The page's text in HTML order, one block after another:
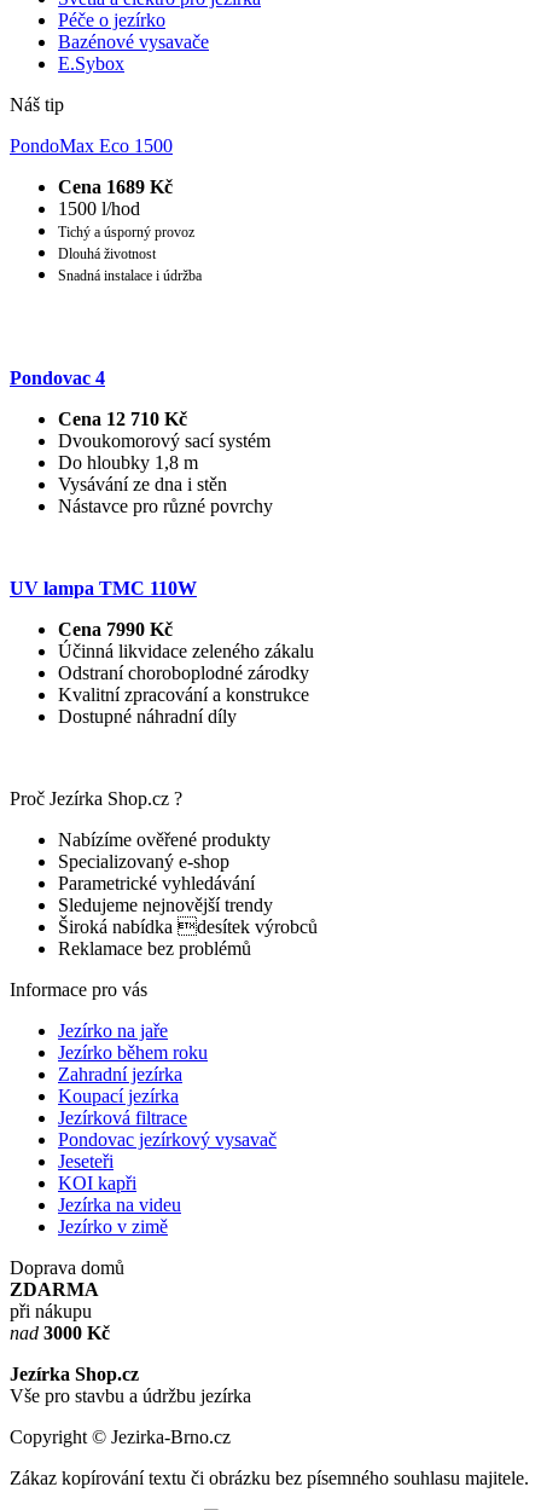
Péče o jezírko
Bazénové vysavače
E.Sybox
Náš tip
PondoMax Eco 1500
Cena 1689 Kč
1500 l/hod
Tichý a úsporný provoz
Dlouhá životnost
Snadná instalace i údržba
Pondovac 4
Cena 12 710 Kč
Dvoukomorový sací systém
Do hloubky 1,8 m
Vysávání ze dna i stěn
Nástavce pro různé povrchy
UV lampa TMC 110W
Cena 7990 Kč
Účinná likvidace zeleného zákalu
Odstraní choroboplodné zárodky
Kvalitní zpracování a konstrukce
Dostupné náhradní díly
Proč Jezírka Shop.cz ?
Nabízíme ověřené produkty
Specializovaný e-shop
Parametrické vyhledávání
Sledujeme nejnovější trendy
Široká nabídka desítek výrobců
Reklamace bez problémů
Informace pro vás
Jezírko na jaře
Jezírko během roku
Zahradní jezírka
Koupací jezírka
Jezírková filtrace
Pondovac jezírkový vysavač
Jeseteři
KOI kapři
Jezírka na videu
Jezírko v zimě
Doprava domů
ZDARMA
při nákupu
nad 3000 Kč
Jezírka Shop.cz
Vše pro stavbu a údržbu jezírka
Copyright © Jezirka-Brno.cz
Zákaz kopírování textu či obrázku bez písemného souhlasu majitele.